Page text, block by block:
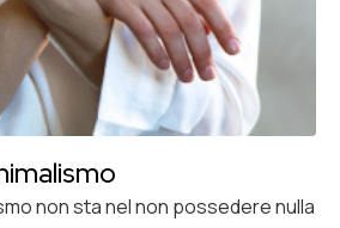
non sta nel non possedere nulla